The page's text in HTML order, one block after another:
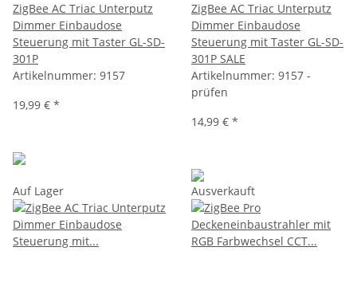
ZigBee AC Triac Unterputz
Dimmer Einbaudose
Steuerung mit Taster GL-SD-
301P
Artikelnummer: 9157
19,99 € *
ZigBee AC Triac Unterputz
Dimmer Einbaudose
Steuerung mit Taster GL-SD-
301P SALE
Artikelnummer: 9157 -
prüfen
14,99 € *
Auf Lager Ausverkauft